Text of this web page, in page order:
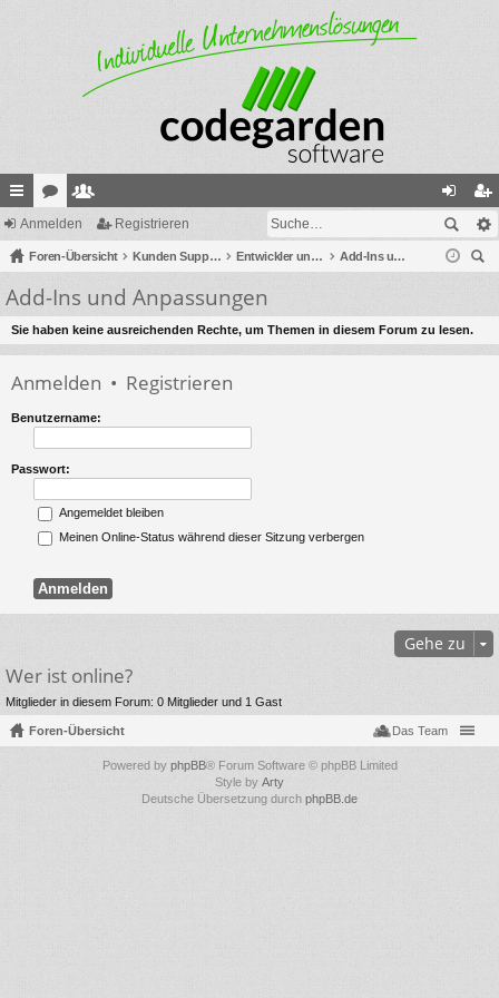
ch
ne
llz
ug
riff
or
en
itg
lie
de
r
n
m
de
n
eg
ist
n
Anmelden Registrieren
Foren-Übersicht Kunden Support Entwickler und Partner
Add-Ins und Anpassungen
Add-Ins und Anpassungen
Sie haben keine ausreichenden Rechte, um Themen in diesem Forum zu lesen.
Anmelden • Registrieren
Benutzername:
Passwort:
Angemeldet bleiben
Meinen Online-Status während dieser Sitzung verbergen
Gehe zu
Wer ist online?
Mitglieder in diesem Forum: 0 Mitglieder und 1 Gast
Foren-Übersicht Das Team
Powered by phpBB® Forum Software © phpBB Limited
Style by Arty
Deutsche Übersetzung durch phpBB.de